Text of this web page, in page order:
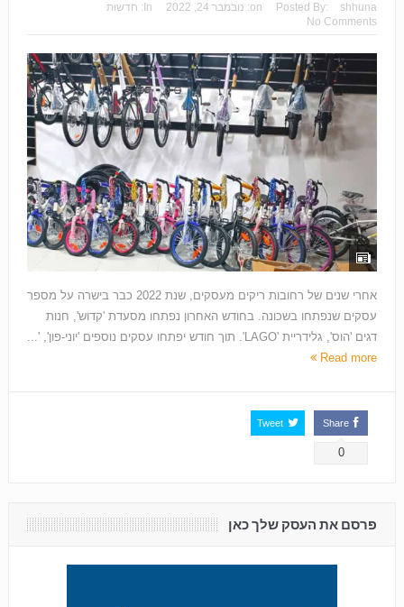
Posted By: shhuna
on: נובמבר 24, 2022 In:
חדשות
No Comments
אחרי שנים של רחובות ריקים מעסקים, שנת 2022 כבר בישרה על מספר
עסקים שנפתחו בשכונה. בחודש האחרון נפתחו מסעדת 'קדוש', חנות
דגים 'הוס', גלידריית 'LAGO'. תוך חודש יפתחו עסקים נוספים 'יוני-פון', '...
Read more
Share
0
Tweet
פרסם את העסק שלך כאן